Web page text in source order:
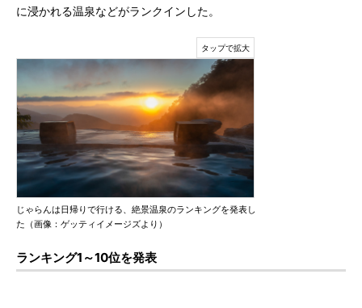
に浸かれる温泉などがランクインした。
じゃらんは日帰りで行ける、絶景温泉のランキングを発表し
た（画像：ゲッティイメージズより）
ランキング1～10位を発表